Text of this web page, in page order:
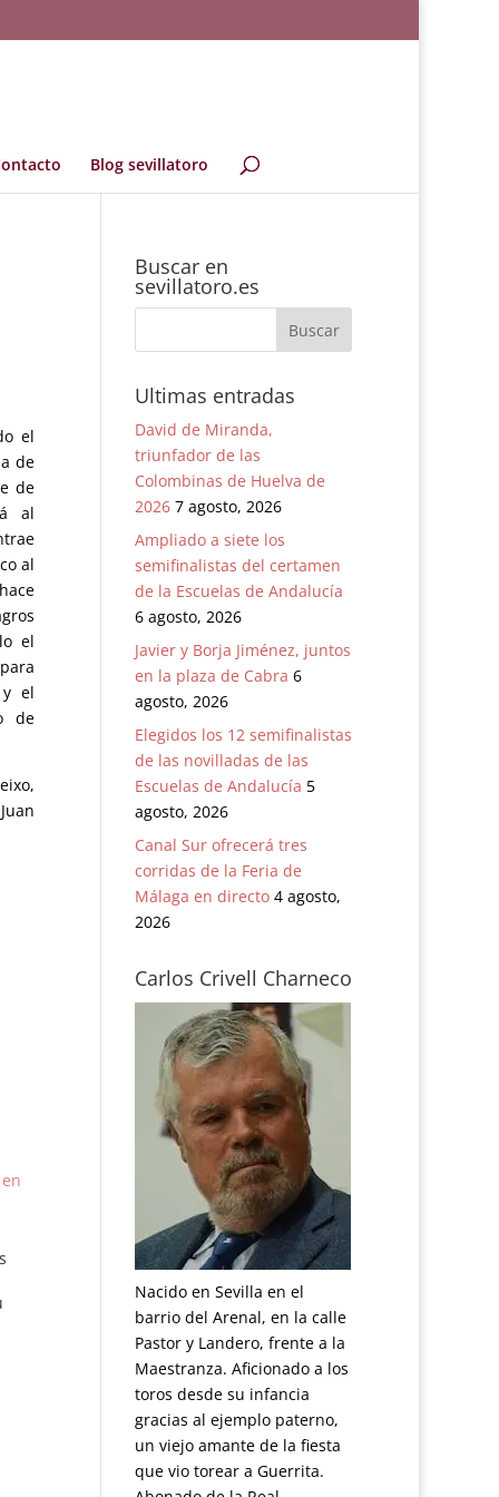
Blog sevillatoro
el
de
de
al
al
el
y el
de
Buscar en
sevillatoro.es
Ultimas entradas
David de Miranda,
triunfador de las
Colombinas de Huelva de
2026 7 agosto, 2026
Ampliado a siete los
semifinalistas del certamen
de la Escuelas de Andalucía
6 agosto, 2026
Javier y Borja Jiménez, juntos
en la plaza de Cabra 6
agosto, 2026
Elegidos los 12 semifinalistas
de las novilladas de las
Escuelas de Andalucía 5
agosto, 2026
Canal Sur ofrecerá tres
corridas de la Feria de
Málaga en directo 4 agosto,
2026
Carlos Crivell Charneco
Nacido en Sevilla en el
barrio del Arenal, en la calle
Pastor y Landero, frente a la
Maestranza. Aficionado a los
toros desde su infancia
gracias al ejemplo paterno,
un viejo amante de la fiesta
que vio torear a Guerrita.